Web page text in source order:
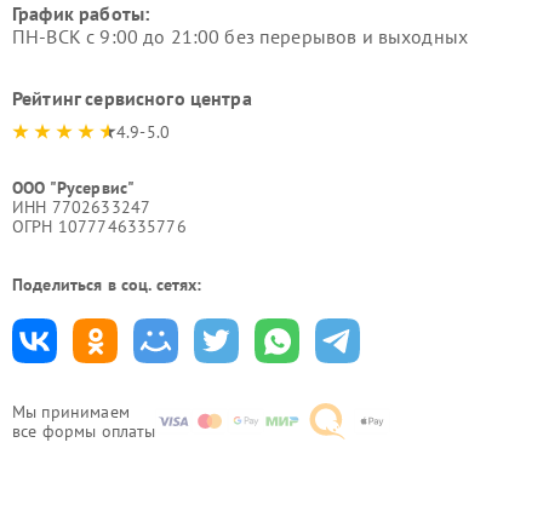
Мы принимаем
все формы оплаты
График работы:
ПН-ВСК с 9:00 до 21:00 без перерывов и выходных
Рейтинг сервисного центра
4.9-5.0
ООО "Русервис"
ИНН 7702633247
ОГРН 1077746335776
Поделиться в соц. сетях: